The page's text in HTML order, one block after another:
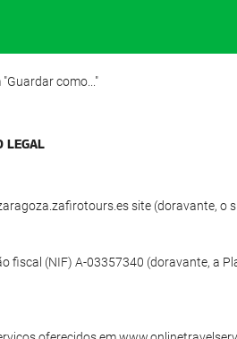
como..."
LEGAL
site (doravante, o
fiscal (NIF) A-03357340 (doravante, a